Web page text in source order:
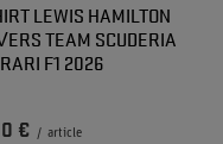
LEWIS HAMILTON
TEAM SCUDERIA
F1 2026
€ / article